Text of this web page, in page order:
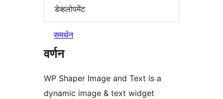
डेव्हलोपमेंट
समर्थन
वर्णन
WP Shaper Image and Text is a
dynamic image & text widget